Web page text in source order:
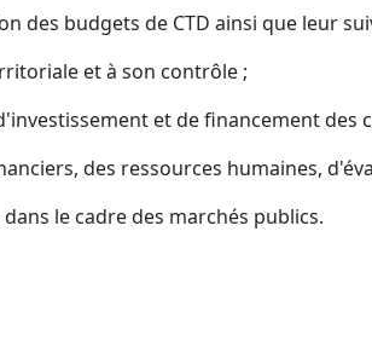
des budgets de CTD ainsi que leur
et à son contrôle ;
et de financement des
des ressources humaines,
le cadre des marchés publics.